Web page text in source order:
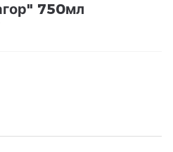
750мл